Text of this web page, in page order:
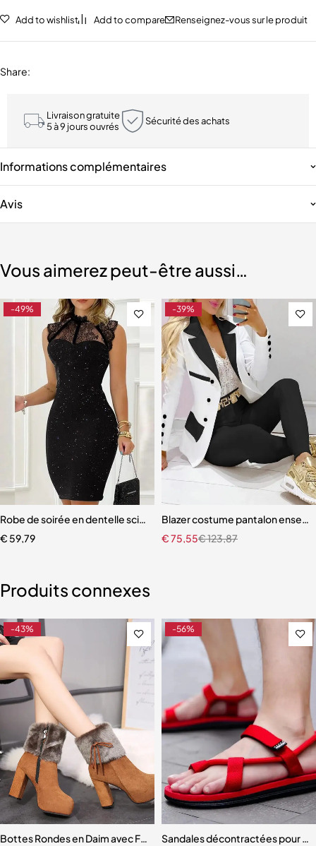
Add to wishlist Add to compare Renseignez-vous sur le produit
Share:
Livraison gratuite
5 à 9 jours ouvrés
Sécurité des achats
Informations complémentaires
Avis
Vous aimerez peut-être aussi…
avec Racines Foncées pour Femme
-49%
Robe de soirée en dentelle scintillante
€ 59,79
-39%
Blazer costume pantalon
€123,87
€75,55
Produits connexes
-43%
Bottes Rondes en Daim avec Fermeture Éclair Latérale pour Femme
-56%
Sandales décontractées pour